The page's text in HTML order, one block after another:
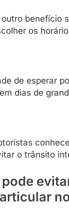
benefício
os
de esperar
dias de
o trânsito